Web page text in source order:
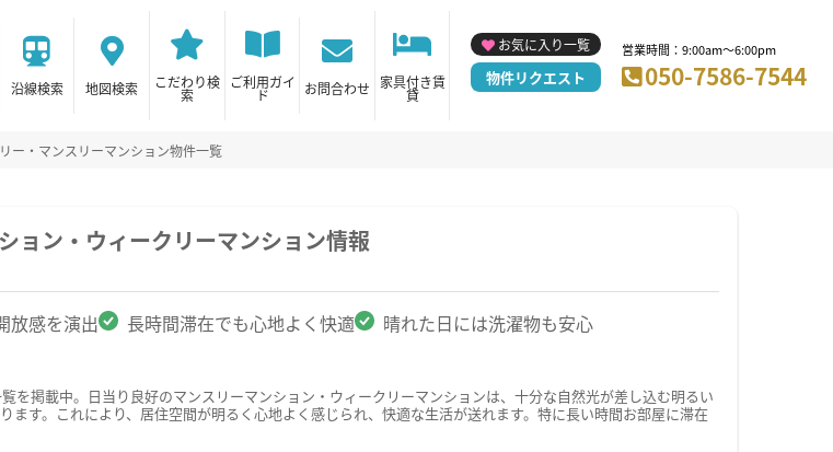
沿線検索 地図検索 こだわり検
索
ご利用ガイ
ド お問合わせ 家具付き賃
貸
お気に入り一覧
物件リクエスト
営業時間：9:00am～6:00pm
050-7586-7544
ー・マンスリーマンション物件一覧
ョン・ウィークリーマンション情報
放感を演出 長時間滞在でも心地よく快適 晴れた日には洗濯物も安心
掲載中。日当り良好のマンスリーマンション・ウィークリーマンションは、十分な自然光が差し込む明るい
す。これにより、居住空間が明るく心地よく感じられ、快適な生活が送れます。特に長い時間お部屋に滞在